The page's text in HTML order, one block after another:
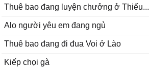
Thuê bao đang luyện chưởng ở Thiếu...
Alo người yêu em đang ngủ
Thuê bao đang đi đua Voi ở Lào
Kiếp chọi gà